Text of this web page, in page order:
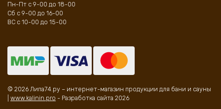
Пн-Пт с 9-00 до 18-00
Сб с 9-00 до 16-00
ВС с 10-00 до 15-00
© 2026 Липа74.ру – интернет-магазин продукции для бани и сауны
www.kalinin.pro - Разработка сайта 2026